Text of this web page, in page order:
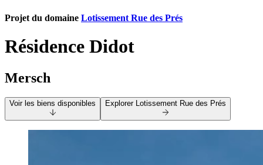
Projet du domaine Lotissement Rue des Prés
Résidence Didot
Mersch
Voir les biens disponibles Explorer Lotissement Rue des Prés